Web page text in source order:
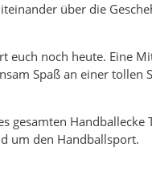
über die
euch noch heute. Eine
Spaß an einer tollen
gesamten
um den Handballsport.